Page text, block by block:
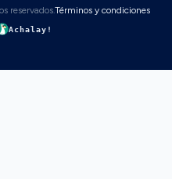
reservados.Términos y condiciones
Achalay!